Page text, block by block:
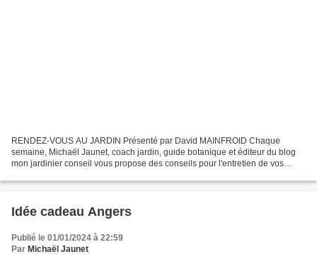
RENDEZ-VOUS AU JARDIN Présenté par David MAINFROID Chaque
semaine, Michaël Jaunet, coach jardin, guide botanique et éditeur du blog
mon jardinier conseil vous propose des conseils pour l'entretien de vos
Idée cadeau Angers
Publié le 01/01/2024 à 22:59
Par Michaël Jaunet